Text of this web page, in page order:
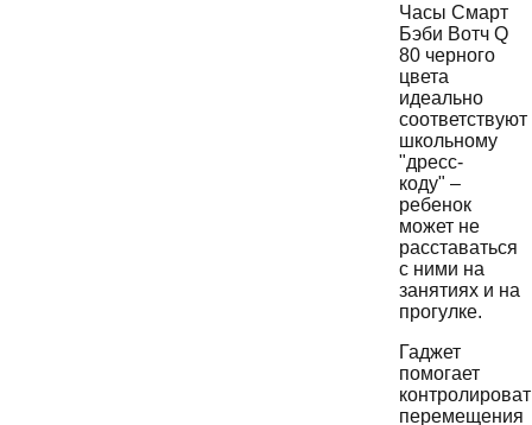
Часы Смарт
Бэби Вотч Q
80 черного
цвета
идеально
соответствуют
школьному
"дресс-
коду" –
ребенок
может не
расставаться
с ними на
занятиях и на
прогулке.
Гаджет
помогает
перемещения